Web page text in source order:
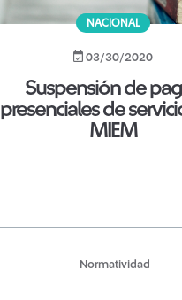
NACIONAL
03/30/2020
Suspensión de
presenciales de
MIEM
Normatividad